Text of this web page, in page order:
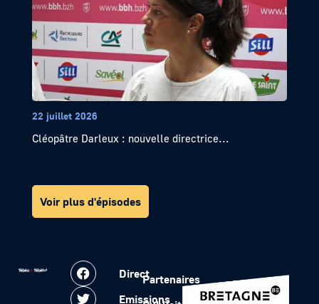
22 juillet 2026
Cléopâtre Darleux : nouvelle directrice...
Voir plus d'épisodes
Direct
Emissions
Partenaires